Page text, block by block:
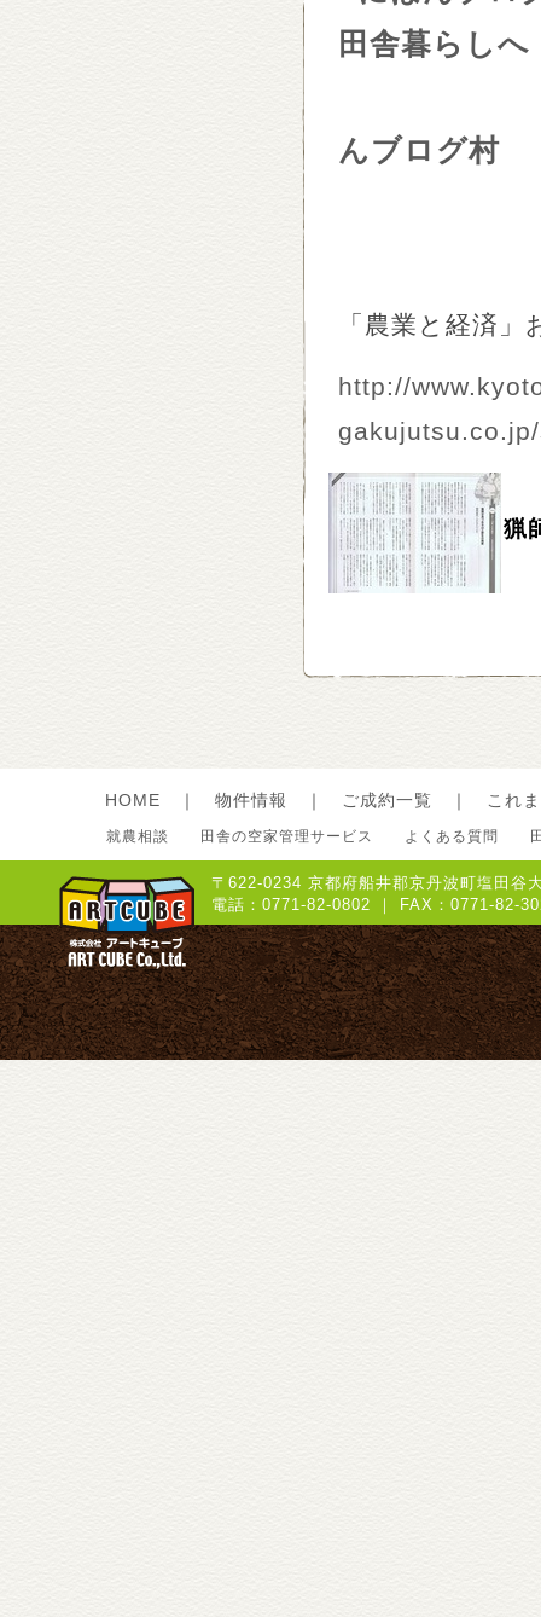
んブログ村
「農業と経済
http://
猟
HOME ｜ 物件情報 ｜ ご成約一覧 ｜ これ
就農相談 田舎の空家管理サービス よくある質問
〒622-0234 京都府船井郡京丹波町塩田谷
電話：0771-82-0802 ｜ FAX：0771-82-